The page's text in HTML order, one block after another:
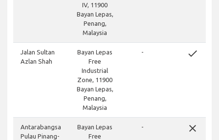
IV, 11900
Bayan Lepas,
Penang,
Malaysia
Jalan Sultan
Azlan Shah
Bayan Lepas
Free
Industrial
Zone, 11900
Bayan Lepas,
Penang,
Malaysia
- done
Antarabangsa
Pulau Pinang-
Bayan Lepas
Free
- close